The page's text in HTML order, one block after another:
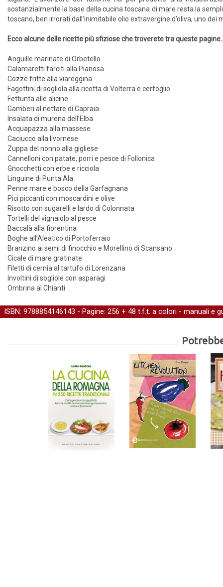
sostanzialmente la base della cucina toscana di mare resta la
toscano, ben irrorati dall’inimitabile olio extravergine d’oliva, uno dei
Ecco alcune delle ricette più sfiziose che troverete tra queste
Anguille marinate di Orbetello
Calamaretti farciti alla Pianosa
Cozze fritte alla viareggina
Fagottini di sogliola alla ricotta di Volterra e cerfoglio
Fettunta alle alicine
Gamberi al nettare di Capraia
Insalata di murena dell’Elba
Acquapazza alla massese
Caciucco alla livornese
Zuppa del nonno alla gigliese
Cannelloni con patate, porri e pesce di Follonica
Gnocchetti con erbe e ricciola
Linguine di Punta Ala
Penne mare e bosco della Garfagnana
Pici piccanti con moscardini e olive
Risotto con sugarelli e lardo di Colonnata
Tortelli del vignaiolo al pesce
Baccalà alla fiorentina
Boghe all’Aleatico di Portoferraio
Branzino ai semi di finocchio e Morellino di Scansano
Cicale di mare gratinate
Filetti di cernia al tartufo di Lorenzana
Involtini di sogliole con asparagi
Ombrina al Chianti
ISBN: 9788854146143 - Pagine: 256 + 48 t.f.t. a colori - manuali e